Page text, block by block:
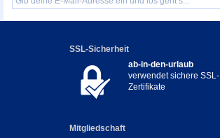
SSL-Sicherheit
ab-in-den-urlaub
verwendet sichere SSL-
Zertifikate
Mitgliedschaft